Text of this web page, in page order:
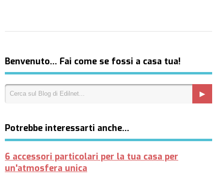
Benvenuto… Fai come se fossi a casa tua!
Potrebbe interessarti anche…
6 accessori particolari per la tua casa per
un'atmosfera unica